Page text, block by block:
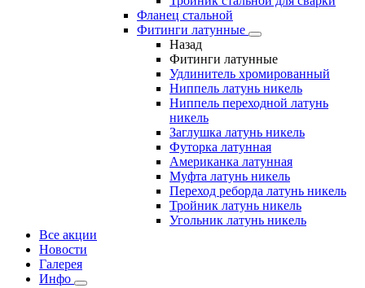
Фланец стальной
Фитинги латунные
Назад
Фитинги латунные
Удлинитель хромированный
Ниппель латунь никель
Ниппель переходной латунь
никель
Заглушка латунь никель
Футорка латунная
Американка латунная
Муфта латунь никель
Переход реборда латунь никель
Тройник латунь никель
Угольник латунь никель
Все акции
Новости
Галерея
Инфо